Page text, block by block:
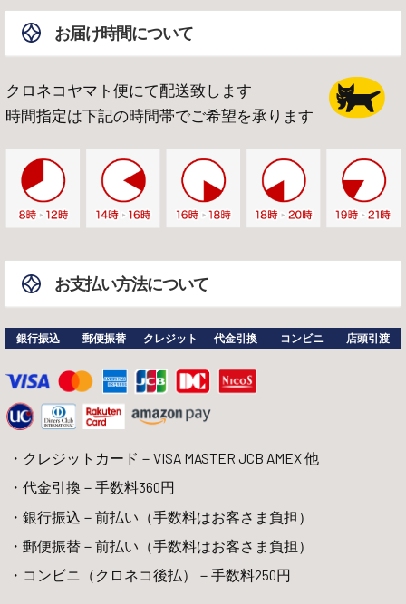
お届け時間について
クロネコヤマト便にて配送致します
時間指定は下記の時間帯でご希望を承ります
お支払い方法について
銀行振込 郵便振替 クレジット 代金引換 コンビニ 店頭引渡
クレジットカード－VISA MASTER JCB AMEX 他
代金引換－手数料360円
銀行振込－前払い（手数料はお客さま負担）
郵便振替－前払い（手数料はお客さま負担）
コンビニ（クロネコ後払）－手数料250円